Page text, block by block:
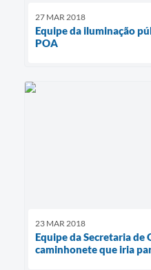
27 MAR 2018
Equipe da iluminação
POA
23 MAR 2018
Equipe da Secretaria de
caminhonete que iria